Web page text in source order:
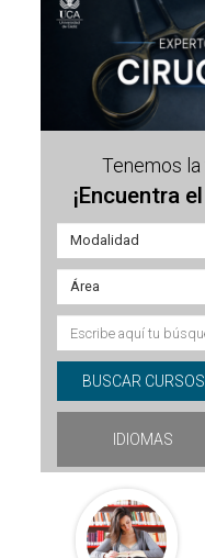
Tenemos
¡Encuentra
IDIOMAS